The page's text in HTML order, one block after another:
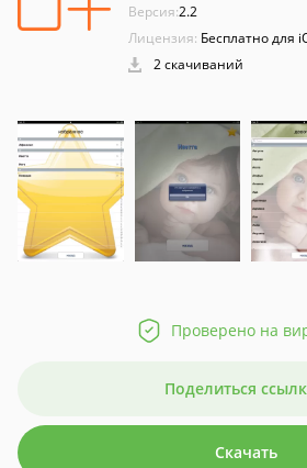
Версия:2.2
Лицензия: Бесплатно для
2 скачиваний
Проверено на
Поделиться
Скачать